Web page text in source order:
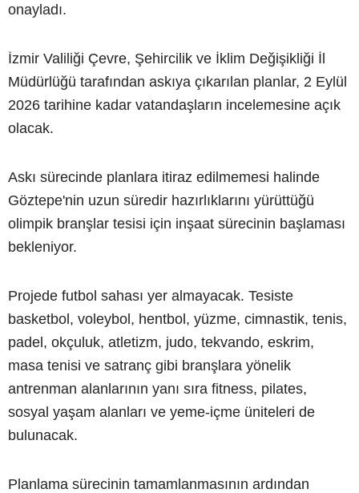
onayladı.
İzmir Valiliği Çevre, Şehircilik ve İklim Değişikliği İl
Müdürlüğü tarafından askıya çıkarılan planlar, 2 Eylül
2026 tarihine kadar vatandaşların incelemesine açık
olacak.
Askı sürecinde planlara itiraz edilmemesi halinde
Göztepe'nin uzun süredir hazırlıklarını yürüttüğü
olimpik branşlar tesisi için inşaat sürecinin başlaması
bekleniyor.
Projede futbol sahası yer almayacak. Tesiste
basketbol, voleybol, hentbol, yüzme, cimnastik, tenis,
padel, okçuluk, atletizm, judo, tekvando, eskrim,
masa tenisi ve satranç gibi branşlara yönelik
antrenman alanlarının yanı sıra fitness, pilates,
sosyal yaşam alanları ve yeme-içme üniteleri de
bulunacak.
Planlama sürecinin tamamlanmasının ardından